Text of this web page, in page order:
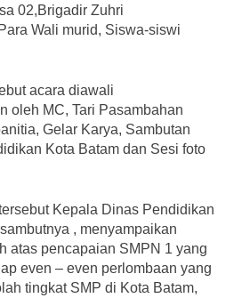
02,Brigadir Zuhri
Wali murid, Siswa-siswi
acara diawali
oleh MC, Tari Pasambahan
Gelar Karya, Sambutan
Kota Batam dan Sesi foto
Kepala Dinas Pendidikan
, menyampaikan
atas pencapaian SMPN 1 yang
even – even perlombaan yang
tingkat SMP di Kota Batam,